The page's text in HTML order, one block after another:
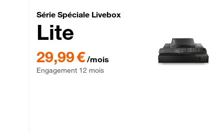
Série Spéciale
Série Spéciale Livebox
Lite
29,99 € par mois , Engagement 12 mois
29,99 € /mois
Engagement 12 mois